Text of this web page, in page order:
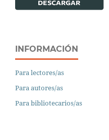
INFORMACIÓN
Para lectores/as
Para autores/as
Para bibliotecarios/as